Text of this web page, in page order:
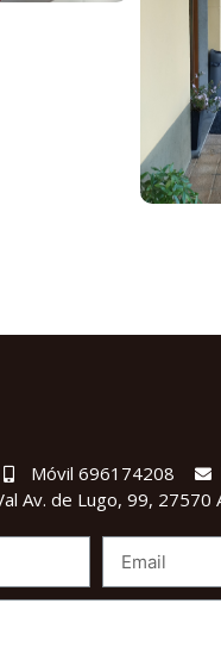
Móvil 696174208
Av. de Lugo, 99, 27570